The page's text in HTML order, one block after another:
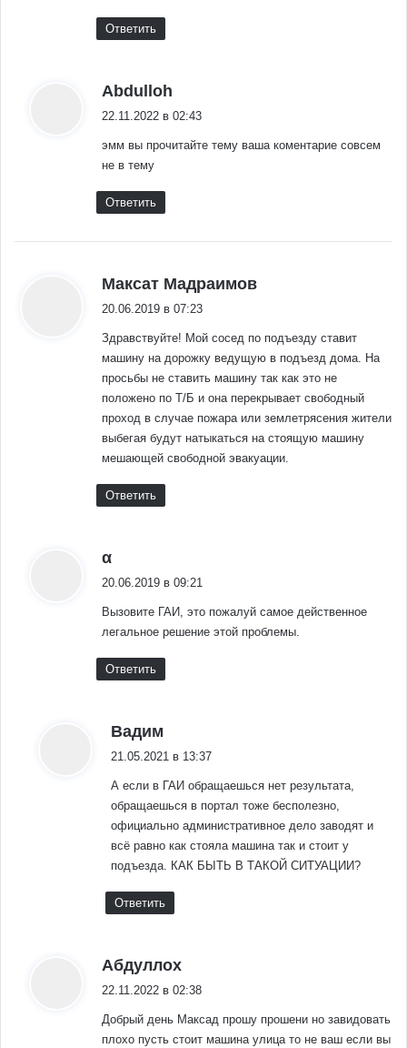
Ответить
Abdulloh
22.11.2022 в 02:43
эмм вы прочитайте тему ваша коментарие совсем
не в тему
Ответить
Максат Мадраимов
20.06.2019 в 07:23
Здравствуйте! Мой сосед по подъезду ставит
машину на дорожку ведущую в подъезд дома. На
просьбы не ставить машину так как это не
положено по Т/Б и она перекрывает свободный
проход в случае пожара или землетрясения жители
выбегая будут натыкаться на стоящую машину
мешающей свободной эвакуации.
Ответить
α
20.06.2019 в 09:21
Вызовите ГАИ, это пожалуй самое действенное
легальное решение этой проблемы.
Ответить
Вадим
21.05.2021 в 13:37
А если в ГАИ обращаешься нет результата,
обращаешься в портал тоже бесполезно,
официально административное дело заводят и
всё равно как стояла машина так и стоит у
подъезда. КАК БЫТЬ В ТАКОЙ СИТУАЦИИ?
Ответить
Абдуллох
22.11.2022 в 02:38
Добрый день Максад прошу прошени но завидовать
плохо пусть стоит машина улица то не ваш если вы